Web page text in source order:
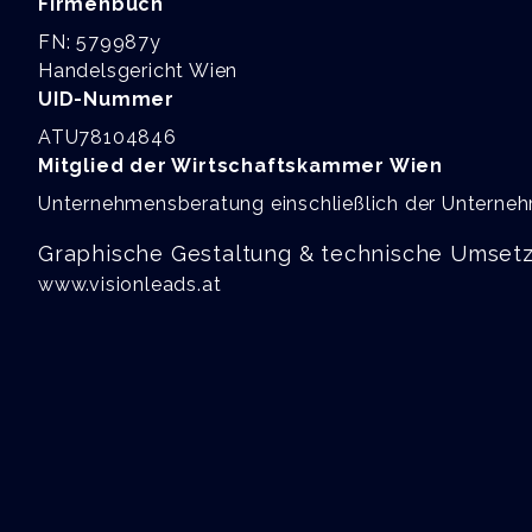
FN: 579987y
Handelsgericht Wien
UID-Nummer
ATU78104846
Mitglied der Wirtschaftskammer Wien
Unternehmensberatung einschließlich der
Graphische Gestaltung & technische
www.visionleads.at